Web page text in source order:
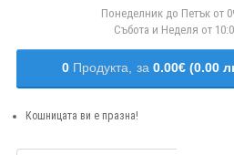
Понеделник до Петък от
Събота и Неделя от
0 Продукта, за 0.00€ (0.00
Кошницата ви е празна!